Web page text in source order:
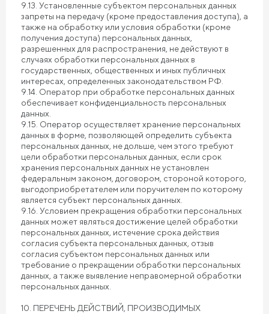
9.13. Установленные субъектом персональных данных
запреты на передачу (кроме предоставления доступа), а
также на обработку или условия обработки (кроме
получения доступа) персональных данных,
разрешенных для распространения, не действуют в
случаях обработки персональных данных в
государственных, общественных и иных публичных
интересах, определенных законодательством РФ.
9.14. Оператор при обработке персональных данных
обеспечивает конфиденциальность персональных
данных.
9.15. Оператор осуществляет хранение персональных
данных в форме, позволяющей определить субъекта
персональных данных, не дольше, чем этого требуют
цели обработки персональных данных, если срок
хранения персональных данных не установлен
федеральным законом, договором, стороной которого,
выгодоприобретателем или поручителем по которому
является субъект персональных данных.
9.16. Условием прекращения обработки персональных
данных может являться достижение целей обработки
персональных данных, истечение срока действия
согласия субъекта персональных данных, отзыв
согласия субъектом персональных данных или
требование о прекращении обработки персональных
данных, а также выявление неправомерной обработки
персональных данных.
10. ПЕРЕЧЕНЬ ДЕЙСТВИЙ, ПРОИЗВОДИМЫХ